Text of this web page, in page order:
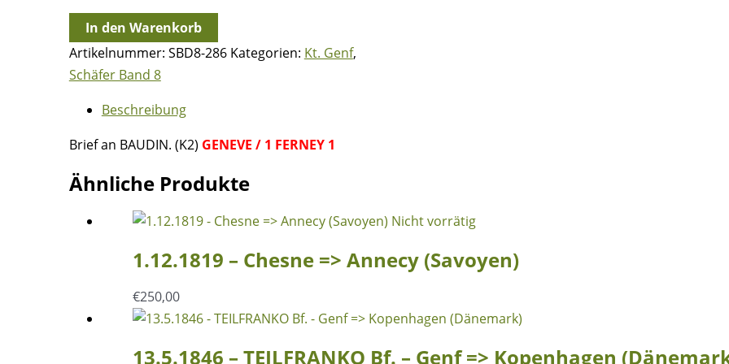
7.7.1846
-
FRANKO
Genf
Nantua
(Frankreich)
In den Warenkorb
Artikelnummer: SBD8-286 Kategorien: Kt. Genf,
Schäfer Band 8
Beschreibung
Brief an BAUDIN. (K2) GENEVE / 1 FERNEY 1
Ähnliche Produkte
Nicht vorrätig
1.12.1819 – Chesne => Annecy (Savoyen)
€250,00
13.5.1846 – TEILFRANKO Bf. – Genf => Kopenhagen